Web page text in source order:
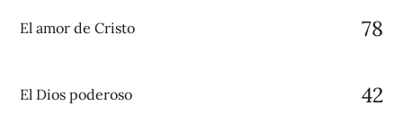
El amor de Cristo 78
El Dios poderoso 42